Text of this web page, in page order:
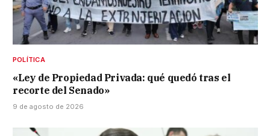
POLÍTICA
«Ley de Propiedad Privada: qué quedó tras el
recorte del Senado»
9 de agosto de 2026